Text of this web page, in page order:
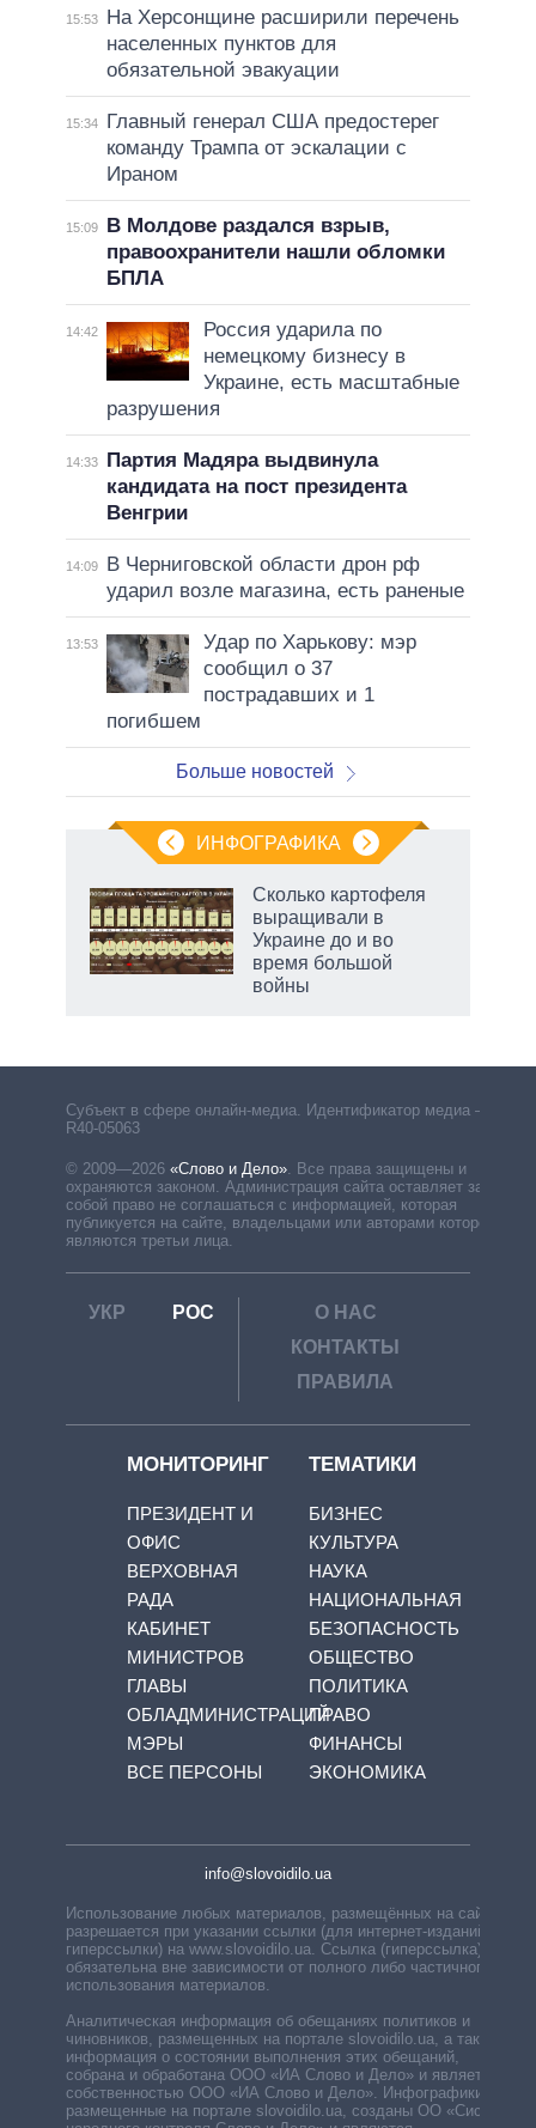
15:53
На Херсонщине расширили перечень
населенных пунктов для
обязательной эвакуации
15:34
Главный генерал США предостерег
команду Трампа от эскалации с
Ираном
15:09
В Молдове раздался взрыв,
правоохранители нашли обломки
БПЛА
14:42
Россия ударила по
немецкому бизнесу в
Украине, есть масштабные
разрушения
14:33
Партия Мадяра выдвинула
кандидата на пост президента
Венгрии
14:09
В Черниговской области дрон рф
ударил возле магазина, есть раненые
13:53
Удар по Харькову: мэр
сообщил о 37
пострадавших и 1
погибшем
Больше новостей
ИНФОГРАФИКА
Сколько картофеля
выращивали в
Украине до и во
время большой
войны
Субъект в сфере онлайн-медиа. Идентификатор медиа –
R40-05063
© 2009—2026 «Слово и Дело». Все права защищены и
охраняются законом. Администрация сайта оставляет за
собой право не соглашаться с информацией, которая
публикуется на сайте, владельцами или авторами которой
являются третьи лица.
УКР РОС
О НАС
КОНТАКТЫ
ПРАВИЛА
МОНИТОРИНГ
ПРЕЗИДЕНТ И
ОФИС
ВЕРХОВНАЯ
РАДА
КАБИНЕТ
МИНИСТРОВ
ГЛАВЫ
ОБЛАДМИНИСТРАЦИЙ
МЭРЫ
ВСЕ ПЕРСОНЫ
ТЕМАТИКИ
БИЗНЕС
КУЛЬТУРА
НАУКА
НАЦИОНАЛЬНАЯ
БЕЗОПАСНОСТЬ
ОБЩЕСТВО
ПОЛИТИКА
ПРАВО
ФИНАНСЫ
ЭКОНОМИКА
info@slovoidilo.ua
Использование любых материалов, размещённых на сайте,
разрешается при указании ссылки (для интернет-изданий —
гиперссылки) на www.slovoidilo.ua. Ссылка (гиперссылка)
обязательна вне зависимости от полного либо частичного
использования материалов.
Аналитическая информация об обещаниях политиков и
чиновников, размещенных на портале slovoidilo.ua, а также
информация о состоянии выполнения этих обещаний,
собрана и обработана ООО «ИА Слово и Дело» и является
собственностью ООО «ИА Слово и Дело». Инфографики,
размещенные на портале slovoidilo.ua, созданы ОО «Система